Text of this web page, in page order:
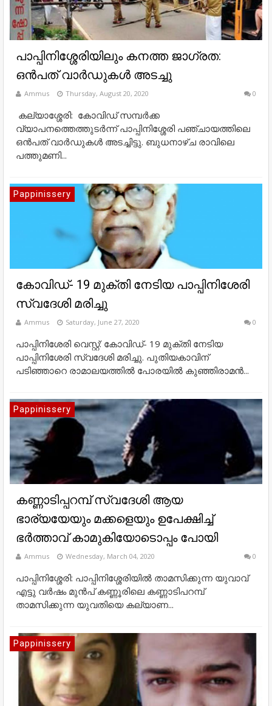
പാപ്പിനിശ്ശേരിയിലും കനത്ത ജാഗ്രത:
ഒൻപത്‌ വാർഡുകൾ അടച്ചു
Ammus Thursday, August 20, 2020 0
കല്യാശ്ശേരി: കോവിഡ് സമ്പർക്ക
വ്യാപനത്തെത്തുടർന്ന് പാപ്പിനിശ്ശേരി പഞ്ചായത്തിലെ
ഒൻപത്‌ വാർഡുകൾ അടച്ചിട്ടു. ബുധനാഴ്ച രാവിലെ
പത്തുമണി...
Pappinissery
കോവിഡ്- 19 മുക്തി നേടിയ പാപ്പിനിശേരി
സ്വദേശി മരിച്ചു
Ammus Saturday, June 27, 2020 0
പാപ്പിനിശേരി വെസ്റ്റ്: കോവിഡ്- 19 മുക്തി നേടിയ
പാപ്പിനിശേരി സ്വദേശി മരിച്ചു. പുതിയകാവിന്
പടിഞ്ഞാറെ രാമാലയത്തിൽ പോരയിൽ കുഞ്ഞിരാമൻ...
Pappinissery
കണ്ണാടിപ്പറമ്പ് സ്വദേശി ആയ
ഭാര്യയേയും മക്കളെയും ഉപേക്ഷിച്ച്
ഭർത്താവ് കാമുകിയോടൊപ്പം പോയി
Ammus Wednesday, March 04, 2020 0
പാപ്പിനിശ്ശേരി: പാപ്പിനിശ്ശേരിയില്‍ താമസിക്കുന്ന യുവാവ്
എട്ടു വര്‍ഷം മുന്‍പ് കണ്ണൂരിലെ കണ്ണാടിപറമ്പ്
താമസിക്കുന്ന യുവതിയെ കല്യാണ...
Pappinissery